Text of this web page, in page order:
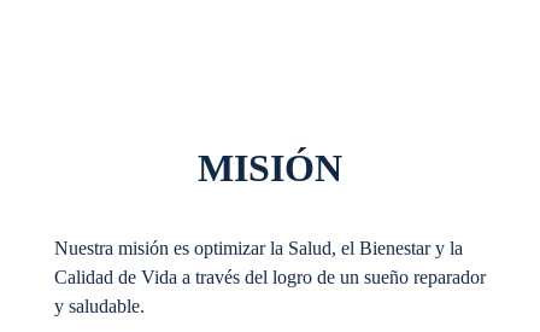
MISIÓN
Nuestra misión es optimizar la Salud, el Bienestar y la
Calidad de Vida a través del logro de un sueño reparador
y saludable.